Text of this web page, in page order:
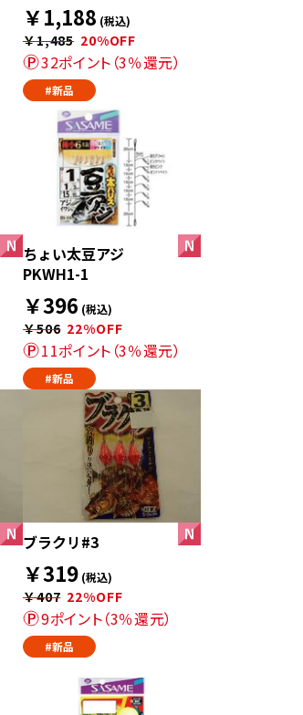
￥1,188 (税込)
￥1,485 20%OFF
32ポイント（3％還元）
#新品
ちょい太豆アジ
PKWH1-1
￥396 (税込)
￥506 22%OFF
11ポイント（3％還元）
#新品
ブラクリ#3
￥319 (税込)
￥407 22%OFF
9ポイント（3％還元）
#新品